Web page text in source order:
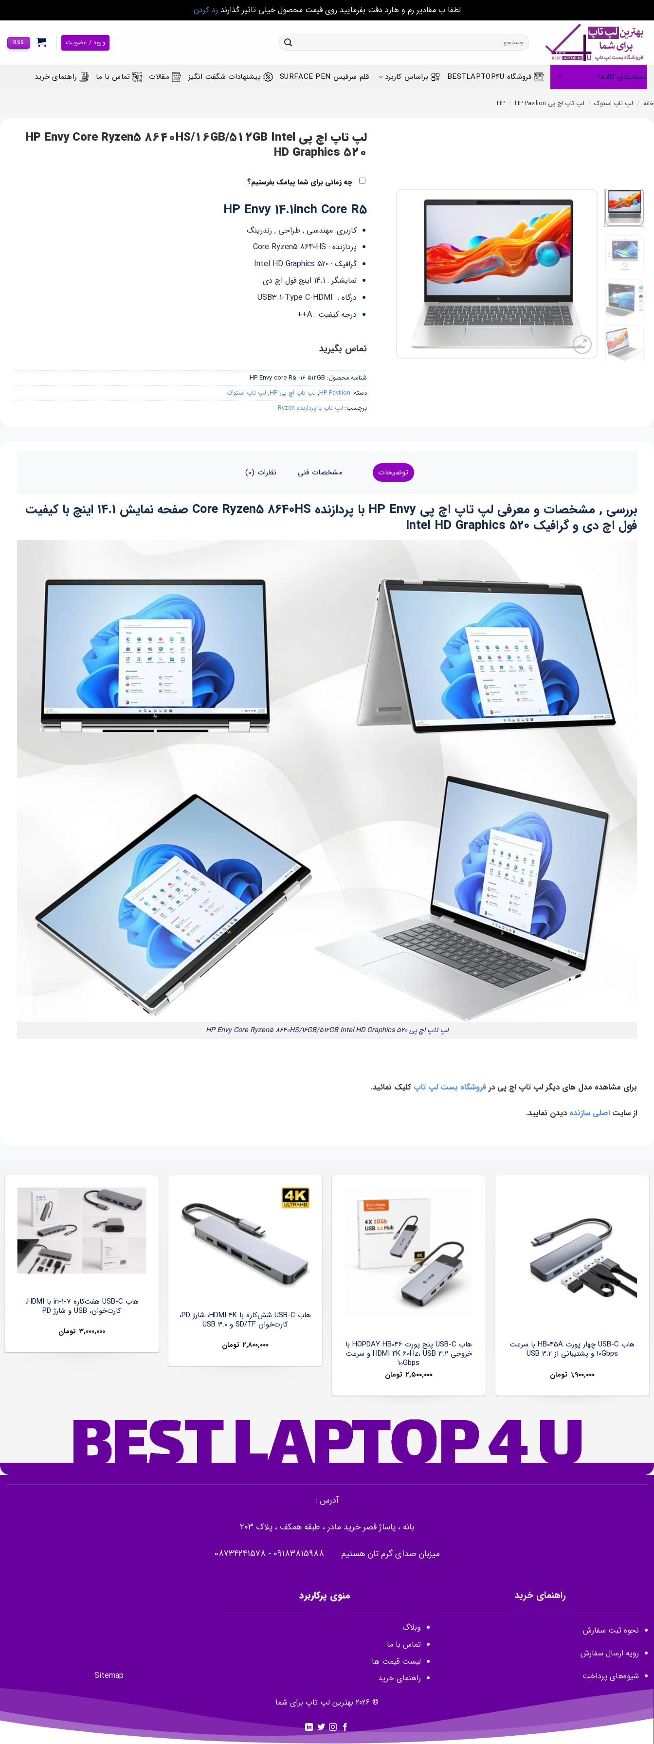
لطفا ب مقادیر رم و هارد دقت بفرمایید روی قیمت محصول خیلی تاثیر گذارند رد کردن
content
جستجو
برای:
ورود / عضویت RSS
دسته‌بندی کالاها فروشگاه BESTLAPTOP4U براساس کاربرد قلم سرفیس SURFACE PEN پیشنهادات شگفت انگیز مقالات تماس با ما راهنمای خرید
خانه / لپ تاپ استوک / لپ تاپ اچ پی HP / HP Pavilion
لپ تاپ اچ پی HP Envy Core Ryzen5 8640HS/16GB/512GB ‎Intel
HD Graphics 520
چه زمانی برای شما پیامک بفرستیم؟
HP Envy 14.1inch Core R5
کاربری: مهندسی , طراحی , رندرینگ
پردازنده : Core Ryzen5 8640HS
گرافیک : ‎Intel HD Graphics 520
نمایشگر : 14.1 اینچ فول اچ دی
درگاه : USB3.1-Type C-HDMI
درجه کیفیت : A++
تماس بگیرید
شناسه محصول: HP Envy core R5 -16 512GB
دسته: HP Pavilion
, لپ تاپ اچ پی HP , لپ تاپ استوک
برچسب: لپ تاپ با پردازنده Ryzen
توضیحات مشخصات فنی نظرات (0)
بررسی , مشخصات و معرفی لپ تاپ اچ پی HP Envy با پردازنده Core Ryzen5 8640HS صفحه نمایش 14.1 اینچ با کیفیت
فول اچ دی و گرافیک Intel HD Graphics 520
لپ تاپ اچ پی HP Envy Core Ryzen5 8640HS/16GB/512GB ‎Intel HD Graphics 520
برای مشاهده مدل های دیگر لپ تاپ اچ پی در فروشگاه بست لپ تاپ کلیک نمائید.
از سایت اصلی سازنده دیدن نمایید.
هاب USB-C چهار پورت HB045A با سرعت
10Gbps و پشتیبانی از USB 3.2
۱,۹۰۰,۰۰۰ تومان
هاب USB-C پنج پورت HOPDAY HB046 با
خروجی HDMI 4K 60Hz، USB 3.2 و سرعت
10Gbps
۲,۵۰۰,۰۰۰ تومان
هاب USB-C شش‌کاره با HDMI 4K، شارژ PD،
کارت‌خوان SD/TF و USB 3.0
۲,۸۰۰,۰۰۰ تومان
هاب USB-C هفت‌کاره 7-in-1 با HDMI،
کارت‌خوان، USB و شارژ PD
۳,۰۰۰,۰۰۰ تومان
آدرس :
بانه ، پاساژ قصر خرید مادر ، طبقه همکف ، پلاک 203
میزبان صدای گرم تان هستیم 09183815988
-
08734241578
راهنمای خرید
نحوه ثبت سفارش
رویه ارسال سفارش
شیوه‌های پرداخت
منوی پرکاربرد
وبلاگ
تماس با ما
لیست قیمت ها
راهنمای خرید
Sitemap
© 2026 بهترین لپ تاپ برای شما